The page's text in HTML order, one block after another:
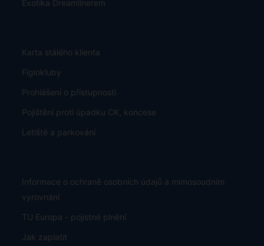
Exotika Dreamlinerem
Karta stálého klienta
Figlokluby
Prohlášení o přístupnosti
Pojištění proti úpadku CK, koncese
Letiště a parkování
Informace o ochraně osobních údajů a mimosoudním
vyrovnání
TU Europa - pojistné plnění
Jak zaplatit